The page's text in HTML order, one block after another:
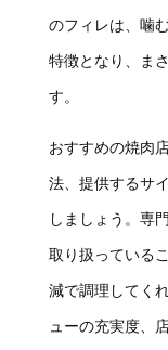
のフィレは、噛
特徴となり、ま
す。
おすすめの焼肉
法、提供するサ
しましょう。専
取り扱っている
減で調理してく
ューの充実度、